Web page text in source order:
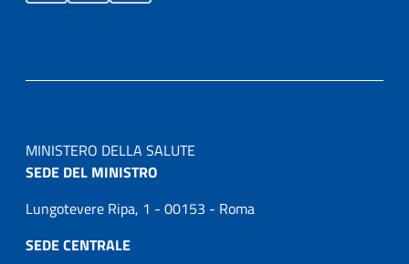
MINISTERO DELLA SALUTE
SEDE DEL MINISTRO
Lungotevere Ripa, 1 - 00153 - Roma
SEDE CENTRALE